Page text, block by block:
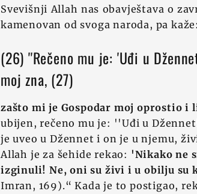
Svevišnji Allah nas obavještava o
kamenovan od svoga naroda, pa kaže:
(26) ''Rečeno mu je: 'Uđi u
moj zna, (27)
zašto mi je Gospodar moj oprostio
ubijen, rečeno mu je: ''Uđi u
je uveo u Džennet i on je u njemu,
Allah je za šehide rekao: 'Nikako ne
izginuli! Ne, oni su ‍ živi i u obilju su
Imran, 169).“ Kada je to postigao,